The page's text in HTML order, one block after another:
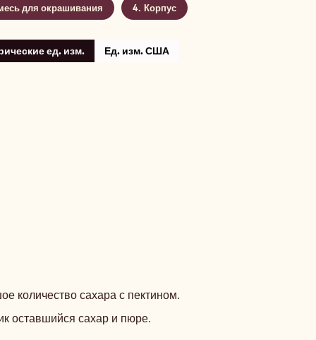
для окрашивания Корпус
ед. изм. Ед. изм. США
количество сахара с пектином.
оставшийся сахар и пюре.